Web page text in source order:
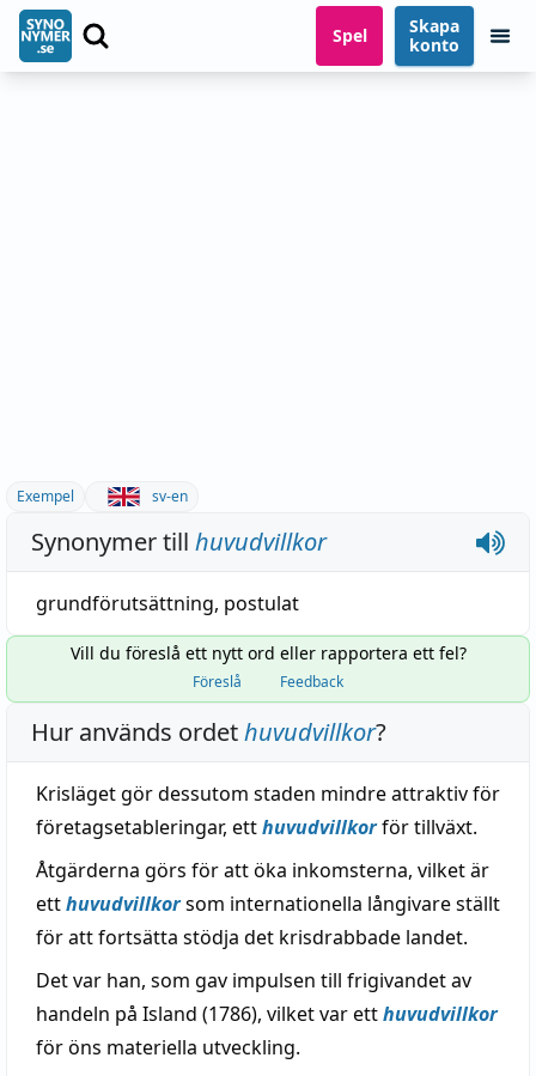
Spel
Skapa
konto
Exempel sv-en
Synonymer till huvudvillkor
grundförutsättning, postulat
Vill du föreslå ett nytt ord eller rapportera ett fel?
Föreslå Feedback
Hur används ordethuvudvillkor?
Krisläget gör dessutom staden mindre attraktiv för
företagsetableringar, etthuvudvillkorför tillväxt.
Åtgärderna görs för att öka inkomsterna, vilket är
etthuvudvillkorsom internationella långivare ställt
för att fortsätta stödja det krisdrabbade landet.
Det var han, som gav impulsen till frigivandet av
handeln på Island (1786), vilket var etthuvudvillkor
för öns materiella utveckling.